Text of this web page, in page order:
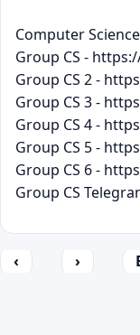
Computer
Group CS -
Group CS 2 -
Group CS 3 -
Group CS 4 -
Group CS 5 -
Group CS 6 -
Group CS
‹ ›